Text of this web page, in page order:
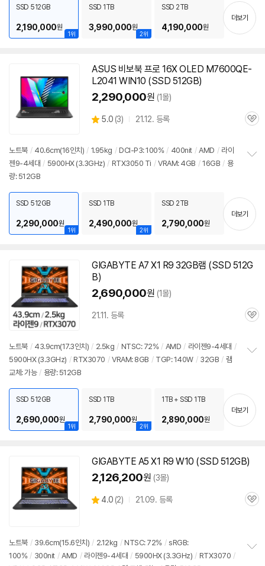
기
1위
SSD 512GB
2,190,000원
2위
SSD 1TB
3,990,000원
SSD 2TB
4,190,000원
더보기
ASUS 비보북 프로 16X OLED M7600QE-
L2041 WIN10 (SSD 512GB)
2,290,000원 (1몰)
별
5.0 (상
3) 21.12. 등록
관
노트북 / 40.6cm(16인치) / 1.95kg / DCI-P3: 100% / 400nit / AMD / 라이
젠9-4세대 / 5900HX (3.3GHz) / RTX3050 Ti / VRAM: 4GB / 16GB / 용
량: 512GB
기
1위
SSD 512GB
2,290,000원
2위
SSD 1TB
2,490,000원
SSD 2TB
2,790,000원
더보기
GIGABYTE A7 X1 R9 32GB램 (SSD 512G
B)
2,690,000원 (1몰)
21.11. 등록
관
노트북 / 43.9cm(17.3인치) / 2.5kg / NTSC: 72% / AMD / 라이젠9-4세대 /
5900HX (3.3GHz) / RTX3070 / VRAM: 8GB / TGP: 140W / 32GB / 램
교체: 가능 / 용량: 512GB
기
1위
SSD 512GB
2,690,000원
2위
SSD 1TB
2,790,000원
1TB + SSD 1TB
2,890,000원
더보기
GIGABYTE A5 X1 R9 W10 (SSD 512GB)
2,126,200원 (3몰)
별
4.0 (상
뷰
2) 21.09. 등록
관
노트북 / 39.6cm(15.6인치) / 2.12kg / NTSC: 72% / sRGB:
100% / 300nit / AMD / 라이젠9-4세대 / 5900HX (3.3GHz) / RTX3070 /